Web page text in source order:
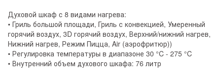
Духовой шкаф с 8 видами нагрева:
• Гриль большой площади, Гриль с конвекцией, Умеренный
горячий воздух, 3D горячий воздух, Верхний/нижний нагрев,
Нижний нагрев, Режим Пицца, Air (аэрофритюр))
• Регулировка температуры в диапазоне 30 °C - 275 °C
• Внутренний объем духового шкафа: 76 литр